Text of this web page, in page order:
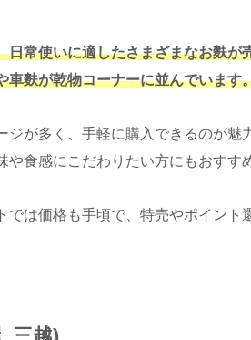
日常使いに適したさまざまなお麩が
車麩が乾物コーナーに並んでいます
ジが多く、手軽に購入できるのが魅
食感にこだわりたい方にもおすす
では価格も手頃で、特売やポイン